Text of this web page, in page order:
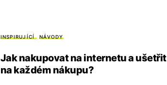
INSPIRUJÍCÍ NÁVODY
Jak nakupovat na internetu a ušetřit
na každém nákupu?